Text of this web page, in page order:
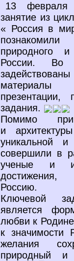
13 февраля
занятие из
« Россия в
природного и
России. Во
материалы
презентации,
задания.
Помимо
и архитектуры
уникальной
совершили в
ученые и
достижения,
Россию.
Ключевой
является
любви к
к значимости
желания
природный и